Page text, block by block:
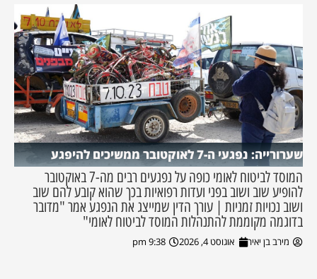
שערורייה: נפגעי ה-7 לאוקטובר ממשיכים להיפגע
המוסד לביטוח לאומי כופה על נפגעים רבים מה-7 באוקטובר
להופיע שוב ושוב בפני ועדות רפואיות בכך שהוא קובע להם שוב
ושוב נכויות זמניות | עורך הדין שמייצג את הנפגע אמר "מדובר
בדוגמה מקוממת להתנהלות המוסד לביטוח לאומי"
מירב בן יאיר אוגוסט 4, 2026 9:38 pm